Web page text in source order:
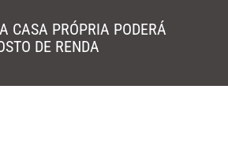
CASA PRÓPRIA PODERÁ
DE RENDA